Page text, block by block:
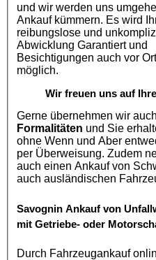
und wir werden uns
Ankauf kümmern. Es wird Ihnen eine
reibungslose und
Abwicklung Garantiert und
Besichtigungen auch vor
möglich.
Wir freuen uns auf
Gerne übernehmen wir
Formalitäten und Sie
ohne Wenn und Aber
per Überweisung. Zudem
auch einen Ankauf von
auch ausländischen
Savognin Ankauf von
mit Getriebe- oder
Durch Fahrzeugankauf